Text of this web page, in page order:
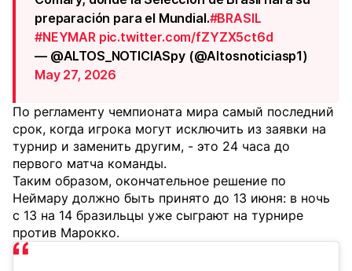
preparación para el Mundial.#BRASIL
#NEYMAR pic.twitter.com/fZYZX5ct6d
— @ALTOS_NOTICIASpy (@Altosnoticiasp1)
May 27, 2026
По регламенту чемпионата мира самый последний
срок, когда игрока могут исключить из заявки на
турнир и заменить другим, - это 24 часа до
первого матча команды.
Таким образом, окончательное решение по
Неймару должно быть принято до 13 июня: в ночь
с 13 на 14 бразильцы уже сыграют на турнире
против Марокко.